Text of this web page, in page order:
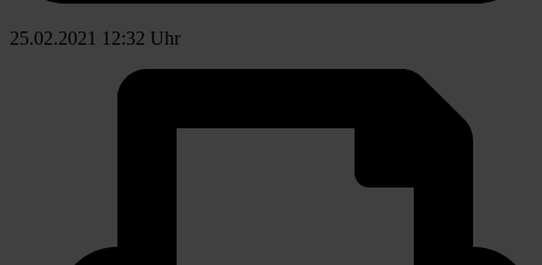
25.02.2021 12:32 Uhr